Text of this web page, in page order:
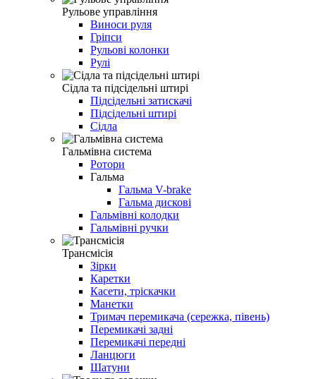
Рульове управління
Виноси руля
Гріпси
Рульові колонки
Рулі
Сідла та підсідельні штирі
Підсідельні затискачі
Підсідельні штирі
Сідла
Гальмівна система
Ротори
Гальма
Гальма V-brake
Гальма дискові
Гальмівні колодки
Гальмівні ручки
Трансмісія
Зірки
Каретки
Касети, тріскачки
Манетки
Тримач перемикача (сережка, півень)
Перемикачі задні
Перемикачі передні
Ланцюги
Шатуни